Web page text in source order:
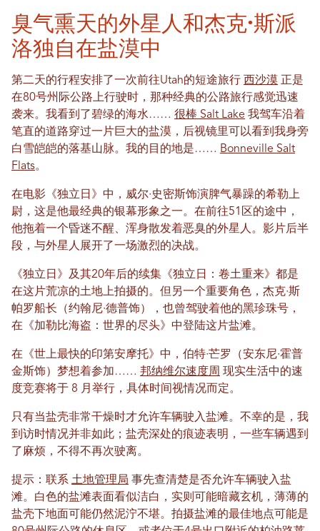
臭气熏天的外星人和杰克·斯派
洛独自在盐漠中
第二天的行程安排了一次前往Utah的短途旅行 西沙漠 正是
在80号州际公路上行驶时，那种经典的公路旅行感觉迅速
袭来。我看到了碧绿的海水…… 很棒 Salt Lake 我驾车沿着
笔直的道路穿过一片巨大的盐漠，后视镜里可以看到我身旁
白雪皑皑的落基山脉。我的目的地是…… Bonneville Salt
Flats。
在电影《独立日》中，威尔·史密斯饰演脾气暴躁的希勒上
尉，这是他最经典的银幕形象之一。在前往51区的途中，
他拖着一个昏迷不醒、浑身散发着恶臭的外星人。影片后半
段，与外星人展开了一场激烈的决战。
《独立日》及其20年后的续集《独立日：卷土重来》都是
在这片荒凉的土地上拍摄的。但另一个重要角色，杰克·斯
帕罗船长（约翰尼·德普饰），也曾驾驶着他的黑珍珠号，
在《加勒比海盗：世界的尽头》中登陆这片盐滩。
在《世上最快的印第安摩托》中，伯特·芒罗（安东尼·霍普
金斯饰）梦想着参加…… 邦纳维尔速度周 现实生活中的速
度竞赛将于 8 月举行，具体时间视情况而定。
只有当盐壳非常干燥时才允许车辆驶入盐滩。不幸的是，我
到访时情况并非如此；盐壳深处的痕迹表明，一些车辆遇到
了麻烦，不得不再次驶离。
提示：联系 土地管理局 事先查清楚是否允许车辆驶入盐
滩。白色的盐滩表面看似洁白，实则可能暗藏玄机，薄薄的
盐壳下地面可能仍然泥泞不堪。拍摄盐滩的最佳地点可能是